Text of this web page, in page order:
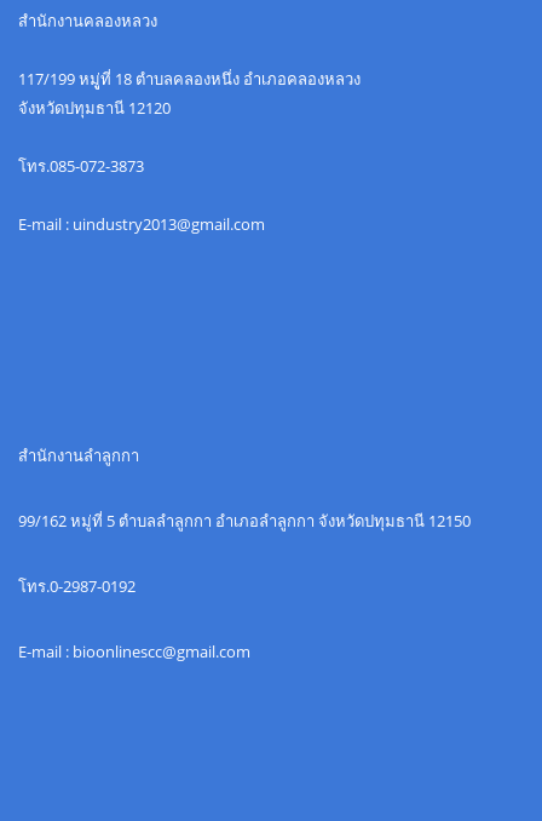
สำนักงานคลองหลวง
117/199 หมูู่ที่ 18 ตำบลคลองหนึ่ง อำเภอคลองหลวง
จังหวัดปทุมธานี 12120
โทร.085-072-3873
E-mail : uindustry2013@gmail.com
สำนักงานลำลูกกา
99/162 หมู่ที่ 5 ตำบลลำลูกกา อำเภอลำลูกกา จังหวัดปทุมธานี 12150
โทร.0-2987-0192
E-mail : bioonlinescc@gmail.com